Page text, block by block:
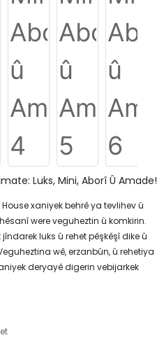
Luks, Mini, Aborî Û Amade!
xaniyek behrê ya tevlihev û
were veguheztin û komkirin.
luks û rehet pêşkêşî dike û
wê, erzanbûn, û rehetiya
deryayê digerin vebijarkek